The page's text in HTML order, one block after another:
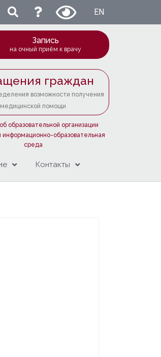
EN
Запись
на очный приём к врачу
граждан
возможности получения
медицинской помощи
образовательной организации
информационно-образовательная
среда
Контакты